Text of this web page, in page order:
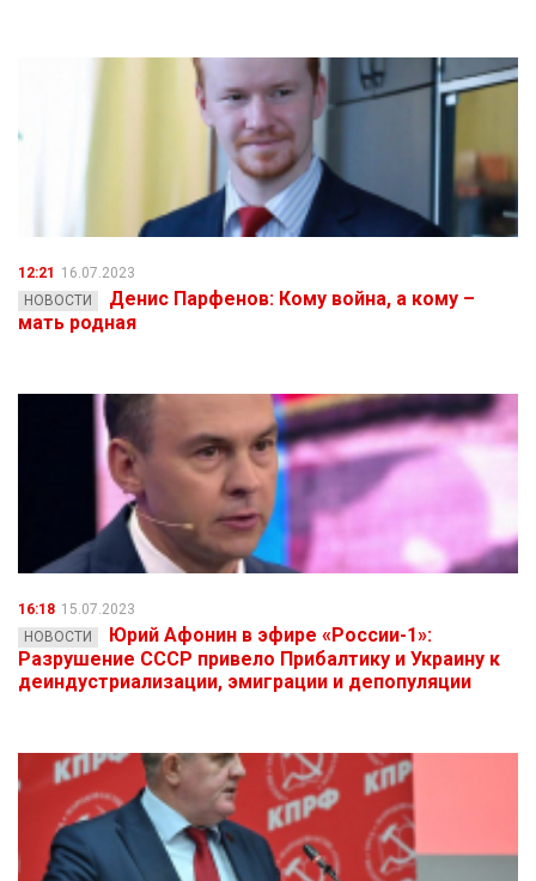
12:21
16.07.2023
НОВОСТИ
Денис Парфенов: Кому война, а кому –
мать родная
16:18 15.07.2023
НОВОСТИ
Юрий Афонин в эфире «России-1»:
Разрушение СССР привело Прибалтику и Украину к
деиндустриализации, эмиграции и депопуляции